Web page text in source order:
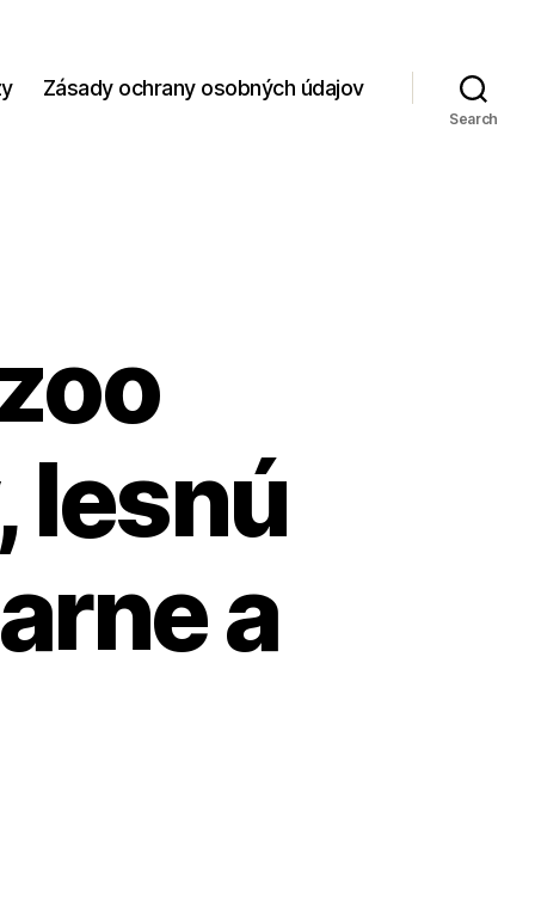
Zásady ochrany osobných údajov
Search
lesnú
a